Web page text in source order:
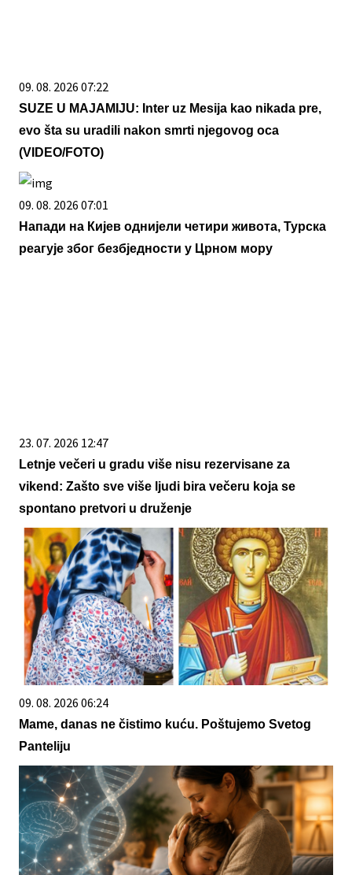
09. 08. 2026 07:22
SUZE U MAJAMIJU: Inter uz Mesija kao nikada pre,
evo šta su uradili nakon smrti njegovog oca
(VIDEO/FOTO)
09. 08. 2026 07:01
Напади на Кијев однијели четири живота, Турска
реагује због безбједности у Црном мору
23. 07. 2026 12:47
Letnje večeri u gradu više nisu rezervisane za
vikend: Zašto sve više ljudi bira večeru koja se
spontano pretvori u druženje
09. 08. 2026 06:24
Mame, danas ne čistimo kuću. Poštujemo Svetog
Panteliju